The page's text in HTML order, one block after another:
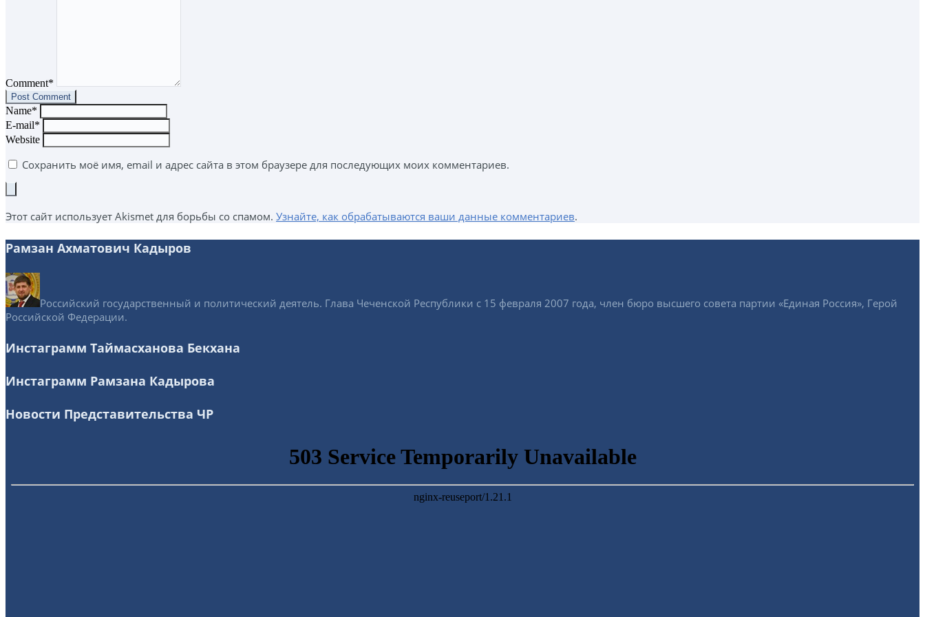
Comment*
Name*
E-mail*
Website
Сохранить моё имя, email и адрес сайта в этом браузере для последующих моих комментариев.
Этот сайт использует Akismet для борьбы со спамом. Узнайте, как обрабатываются ваши данные комментариев.
Рамзан Ахматович Кадыров
Российский государственный и политический деятель. Глава Чеченской Республики с 15 февраля 2007 года, член бюро высшего совета партии «Единая Россия», Герой
Российской Федерации.
Инстаграмм Таймасханова Бекхана
Инстаграмм Рамзана Кадырова
Новости Представительства ЧР